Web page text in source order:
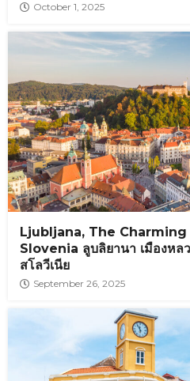
October 1, 2025
Ljubljana, The
Slovenia ลูบลิยานา เมืองหล
สโลวีเนีย
September 26, 2025